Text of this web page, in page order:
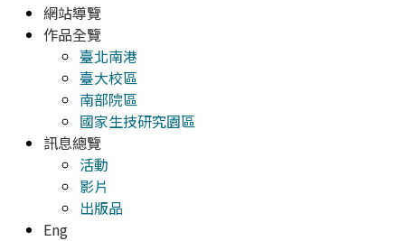
網站導覽
作品全覽
臺北南港
臺大校區
南部院區
國家生技研究園區
訊息總覽
活動
影片
出版品
Eng